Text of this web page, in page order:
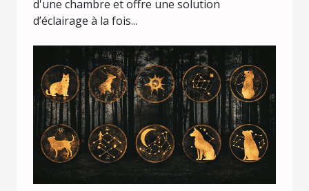
d'une chambre et offre une solution
d’éclairage à la fois...